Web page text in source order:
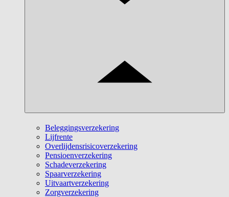
Beleggingsverzekering
Lijfrente
Overlijdensrisicoverzekering
Pensioenverzekering
Schadeverzekering
Spaarverzekering
Uitvaartverzekering
Zorgverzekering